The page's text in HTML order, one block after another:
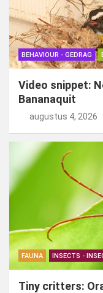
BEHAVIOUR - GEDRAG
Video snippet:
Bananaquit
augustus 4, 2026
FAUNA INSECTS -
Tiny critters: